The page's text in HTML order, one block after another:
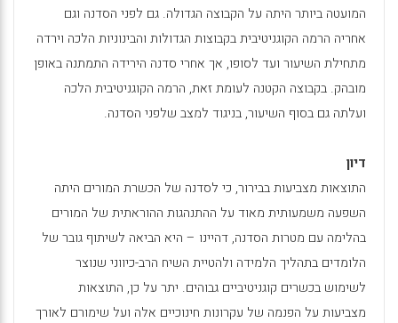
המועטה ביותר היתה על הקבוצה הגדולה. גם לפני הסדנה וגם
אחריה הרמה הקוגניטיבית בקבוצות הגדולות והבינוניות הלכה וירדה
מתחילת השיעור ועד לסופו, אך אחרי סדנה הירידה התמתנה באופן
מובהק. בקבוצה הקטנה לעומת זאת, הרמה הקוגניטיבית הלכה
ועלתה גם בסוף השיעור, בניגוד למצב שלפני הסדנה.
דיון
התוצאות מצביעות בבירור, כי לסדנה של הכשרת המורים היתה
השפעה משמעותית מאוד על ההתנהגות ההוראתית של המורים
בהלימה עם מטרות הסדנה, דהיינו – היא הביאה לשיתוף גובר של
הלומדים בתהליך הלמידה ולהטיית השיח הרב-כיווני שנוצר
לשימוש בכשרים קוגניטיביים גבוהים. יתר על כן, התוצאות
מצביעות על הפנמה של עקרונות חינוכיים אלה ועל שימורם לאורך